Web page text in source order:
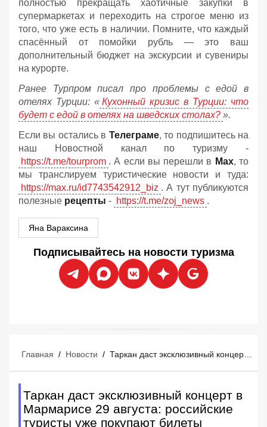
полностью прекращать хаотичные закупки в
супермаркетах и переходить на строгое меню из
того, что уже есть в наличии. Помните, что каждый
спасённый от помойки рубль — это ваш
дополнительный бюджет на экскурсии и сувениры
на курорте.
Ранее Турпром писал про проблемы с едой в
отелях Турции: « Кухонный кризис в Турции: что
будет с едой в отелях на шведских столах? ».
Если вы остались в Телеграме, то подпишитесь на
наш Новостной канал по туризму -
https://t.me/tourprom . А если вы перешли в Мах, то
мы транслируем туристические новости и туда:
https://max.ru/id7743542912_biz . А тут публикуются
полезные рецепты - https://t.me/zoj_news .
Яна Вараксина
Подписывайтесь на новости туризма
Главная / Новости /
Таркан даст эксклюзивный концерт в
Мармарисе 29 августа: российские
туристы уже покупают билеты